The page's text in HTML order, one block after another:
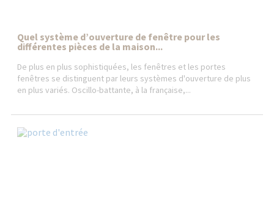
Quel système d’ouverture de fenêtre pour les
différentes pièces de la maison...
De plus en plus sophistiquées, les fenêtres et les portes
fenêtres se distinguent par leurs systèmes d'ouverture de plus
en plus variés. Oscillo-battante, à la française,...